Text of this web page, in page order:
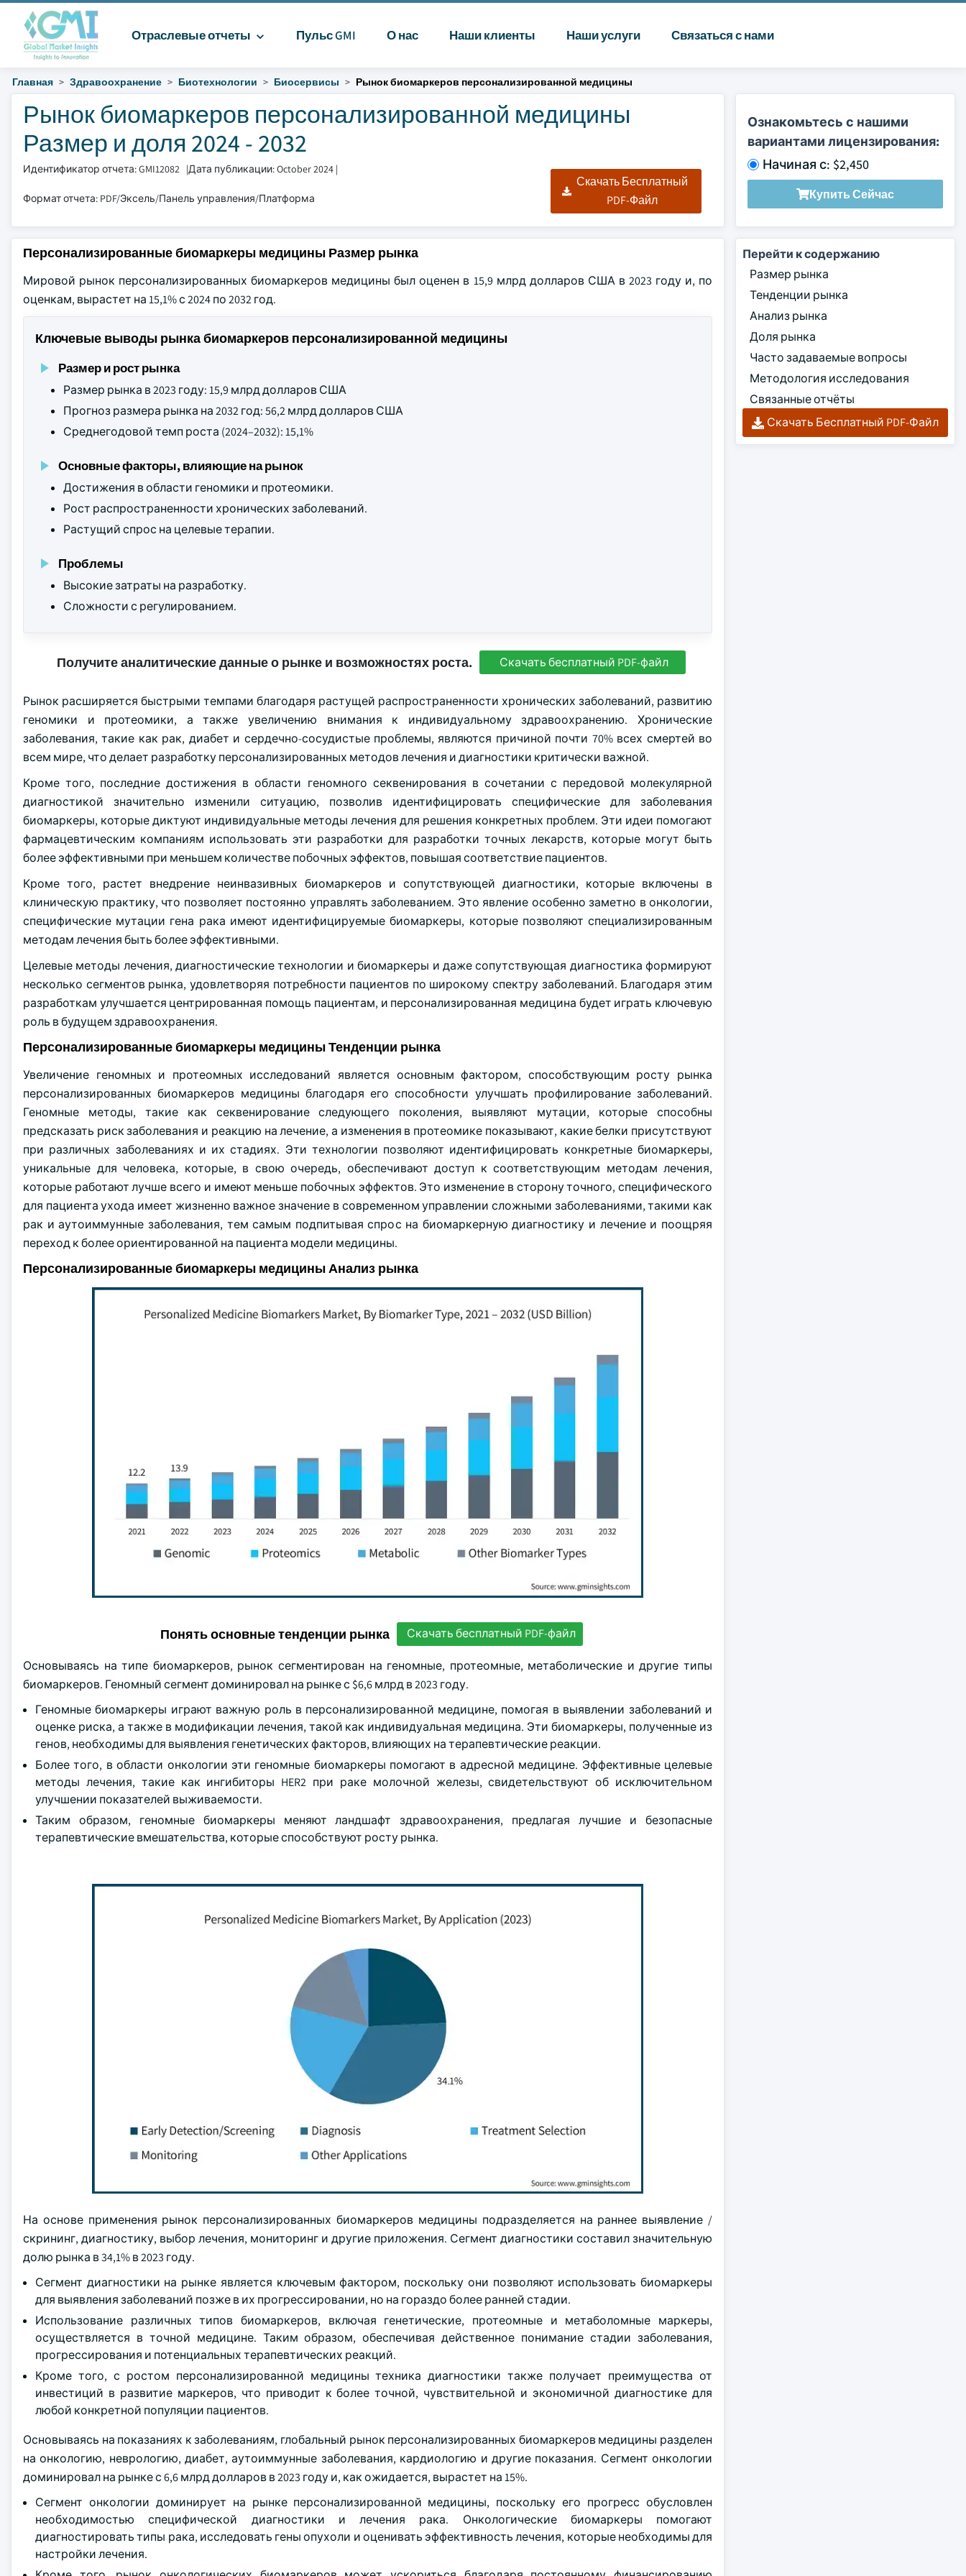
Отраслевые отчеты Пульс GMI О нас Наши клиенты Наши услуги Связаться с нами
Главная Здравоохранение Биотехнологии Биосервисы Рынок биомаркеров персонализированной медицины
Рынок биомаркеров персонализированной медицины
Размер и доля 2024 - 2032
Идентификатор отчета: GMI12082 |Дата публикации: October 2024 |
Формат отчета: PDF/Эксель/Панель управления/Платформа
Скачать Бесплатный
PDF-Файл
Ознакомьтесь с нашими
вариантами лицензирования:
Начиная с: $2,450
Купить Сейчас
Персонализированные биомаркеры медицины Размер рынка
Мировой рынок персонализированных биомаркеров медицины был оценен в 15,9 млрд долларов США в 2023 году и, по
оценкам, вырастет на 15,1% с 2024 по 2032 год.
Ключевые выводы рынка биомаркеров персонализированной медицины
Размер и рост рынка
Размер рынка в 2023 году: 15,9 млрд долларов США
Прогноз размера рынка на 2032 год: 56,2 млрд долларов США
Среднегодовой темп роста (2024–2032): 15,1%
Основные факторы, влияющие на рынок
Достижения в области геномики и протеомики.
Рост распространенности хронических заболеваний.
Растущий спрос на целевые терапии.
Проблемы
Высокие затраты на разработку.
Сложности с регулированием.
Получите аналитические данные о рынке и возможностях роста. Скачать бесплатный PDF-файл
Рынок расширяется быстрыми темпами благодаря растущей распространенности хронических заболеваний, развитию
геномики и протеомики, а также увеличению внимания к индивидуальному здравоохранению. Хронические
заболевания, такие как рак, диабет и сердечно-сосудистые проблемы, являются причиной почти 70% всех смертей во
всем мире, что делает разработку персонализированных методов лечения и диагностики критически важной.
Кроме того, последние достижения в области геномного секвенирования в сочетании с передовой молекулярной
диагностикой значительно изменили ситуацию, позволив идентифицировать специфические для заболевания
биомаркеры, которые диктуют индивидуальные методы лечения для решения конкретных проблем. Эти идеи помогают
фармацевтическим компаниям использовать эти разработки для разработки точных лекарств, которые могут быть
более эффективными при меньшем количестве побочных эффектов, повышая соответствие пациентов.
Кроме того, растет внедрение неинвазивных биомаркеров и сопутствующей диагностики, которые включены в
клиническую практику, что позволяет постоянно управлять заболеванием. Это явление особенно заметно в онкологии,
специфические мутации гена рака имеют идентифицируемые биомаркеры, которые позволяют специализированным
методам лечения быть более эффективными.
Целевые методы лечения, диагностические технологии и биомаркеры и даже сопутствующая диагностика формируют
несколько сегментов рынка, удовлетворяя потребности пациентов по широкому спектру заболеваний. Благодаря этим
разработкам улучшается центрированная помощь пациентам, и персонализированная медицина будет играть ключевую
роль в будущем здравоохранения.
Персонализированные биомаркеры медицины Тенденции рынка
Увеличение геномных и протеомных исследований является основным фактором, способствующим росту рынка
персонализированных биомаркеров медицины благодаря его способности улучшать профилирование заболеваний.
Геномные методы, такие как секвенирование следующего поколения, выявляют мутации, которые способны
предсказать риск заболевания и реакцию на лечение, а изменения в протеомике показывают, какие белки присутствуют
при различных заболеваниях и их стадиях. Эти технологии позволяют идентифицировать конкретные биомаркеры,
уникальные для человека, которые, в свою очередь, обеспечивают доступ к соответствующим методам лечения,
которые работают лучше всего и имеют меньше побочных эффектов. Это изменение в сторону точного, специфического
для пациента ухода имеет жизненно важное значение в современном управлении сложными заболеваниями, такими как
рак и аутоиммунные заболевания, тем самым подпитывая спрос на биомаркерную диагностику и лечение и поощряя
переход к более ориентированной на пациента модели медицины.
Персонализированные биомаркеры медицины Анализ рынка
Понять основные тенденции рынка Скачать бесплатный PDF-файл
Основываясь на типе биомаркеров, рынок сегментирован на геномные, протеомные, метаболические и другие типы
биомаркеров. Геномный сегмент доминировал на рынке с $6,6 млрд в 2023 году.
Геномные биомаркеры играют важную роль в персонализированной медицине, помогая в выявлении заболеваний и
оценке риска, а также в модификации лечения, такой как индивидуальная медицина. Эти биомаркеры, полученные из
генов, необходимы для выявления генетических факторов, влияющих на терапевтические реакции.
Более того, в области онкологии эти геномные биомаркеры помогают в адресной медицине. Эффективные целевые
методы лечения, такие как ингибиторы HER2 при раке молочной железы, свидетельствуют об исключительном
улучшении показателей выживаемости.
Таким образом, геномные биомаркеры меняют ландшафт здравоохранения, предлагая лучшие и безопасные
терапевтические вмешательства, которые способствуют росту рынка.
На основе применения рынок персонализированных биомаркеров медицины подразделяется на раннее выявление /
скрининг, диагностику, выбор лечения, мониторинг и другие приложения. Сегмент диагностики составил значительную
долю рынка в 34,1% в 2023 году.
Сегмент диагностики на рынке является ключевым фактором, поскольку они позволяют использовать биомаркеры
для выявления заболеваний позже в их прогрессировании, но на гораздо более ранней стадии.
Использование различных типов биомаркеров, включая генетические, протеомные и метаболомные маркеры,
осуществляется в точной медицине. Таким образом, обеспечивая действенное понимание стадии заболевания,
прогрессирования и потенциальных терапевтических реакций.
Кроме того, с ростом персонализированной медицины техника диагностики также получает преимущества от
инвестиций в развитие маркеров, что приводит к более точной, чувствительной и экономичной диагностике для
любой конкретной популяции пациентов.
Основываясь на показаниях к заболеваниям, глобальный рынок персонализированных биомаркеров медицины разделен
на онкологию, неврологию, диабет, аутоиммунные заболевания, кардиологию и другие показания. Сегмент онкологии
доминировал на рынке с 6,6 млрд долларов в 2023 году и, как ожидается, вырастет на 15%.
Сегмент онкологии доминирует на рынке персонализированной медицины, поскольку его прогресс обусловлен
необходимостью специфической диагностики и лечения рака. Онкологические биомаркеры помогают
диагностировать типы рака, исследовать гены опухоли и оценивать эффективность лечения, которые необходимы для
настройки лечения.
Перейти к содержанию
Размер рынка
Тенденции рынка
Анализ рынка
Доля рынка
Часто задаваемые вопросы
Методология исследования
Связанные отчёты
Скачать Бесплатный PDF-Файл